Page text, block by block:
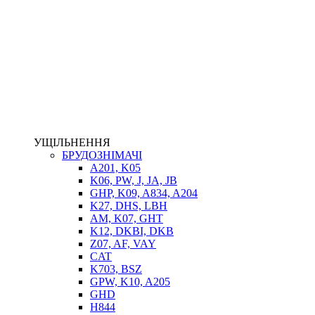
ВТУЛКИ
УЩІЛЬНЕННЯ
БРУДОЗНІМАЧІ
A201, K05
K06, PW, J, JA, JB
GHP, K09, A834, A204
K27, DHS, LBH
AM, K07, GHT
K12, DKBI, DKB
Z07, AF, VAY
CAT
K703, BSZ
GPW, K10, A205
GHD
H844